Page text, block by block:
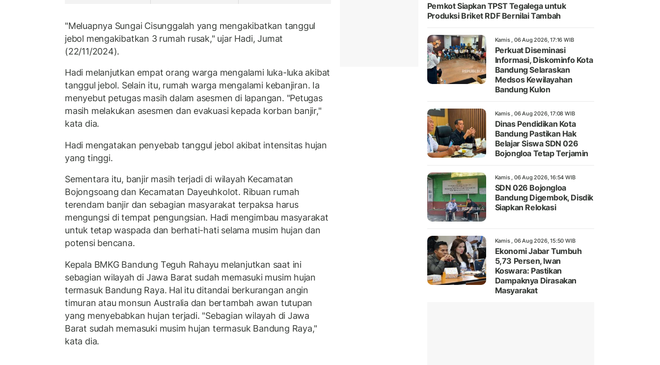
"Meluapnya Sungai Cisunggalah yang mengakibatkan tanggul
jebol mengakibatkan 3 rumah rusak," ujar Hadi, Jumat
(22/11/2024).
Hadi melanjutkan empat orang warga mengalami luka-luka akibat
tanggul jebol. Selain itu, rumah warga mengalami kebanjiran. Ia
menyebut petugas masih dalam asesmen di lapangan. "Petugas
masih melakukan asesmen dan evakuasi kepada korban banjir,"
kata dia.
Hadi mengatakan penyebab tanggul jebol akibat intensitas hujan
yang tinggi.
Sementara itu, banjir masih terjadi di wilayah Kecamatan
Bojongsoang dan Kecamatan Dayeuhkolot. Ribuan rumah
terendam banjir dan sebagian masyarakat terpaksa harus
mengungsi di tempat pengungsian. Hadi mengimbau masyarakat
untuk tetap waspada dan berhati-hati selama musim hujan dan
potensi bencana.
Kepala BMKG Bandung Teguh Rahayu melanjutkan saat ini
sebagian wilayah di Jawa Barat sudah memasuki musim hujan
termasuk Bandung Raya. Hal itu ditandai berkurangan angin
timuran atau monsun Australia dan bertambah awan tutupan
yang menyebabkan hujan terjadi. "Sebagian wilayah di Jawa
Barat sudah memasuki musim hujan termasuk Bandung Raya,"
kata dia.
Pemkot Siapkan TPST Tegalega untuk
Produksi Briket RDF Bernilai Tambah
Kamis , 06 Aug 2026, 17:16 WIB
Perkuat Diseminasi
Informasi, Diskominfo Kota
Bandung Selaraskan
Medsos Kewilayahan
Bandung Kulon
Kamis , 06 Aug 2026, 17:08 WIB
Dinas Pendidikan Kota
Bandung Pastikan Hak
Belajar Siswa SDN 026
Bojongloa Tetap Terjamin
Kamis , 06 Aug 2026, 16:54 WIB
SDN 026 Bojongloa
Bandung Digembok, Disdik
Siapkan Relokasi
Kamis , 06 Aug 2026, 15:50 WIB
Ekonomi Jabar Tumbuh
5,73 Persen, Iwan
Koswara: Pastikan
Dampaknya Dirasakan
Masyarakat